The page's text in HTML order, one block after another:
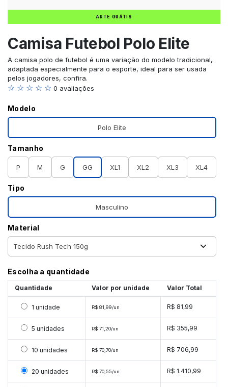
ARTE GRÁTIS
Camisa Futebol Polo Elite
A camisa polo de futebol é uma variação do modelo tradicional,
adaptada especialmente para o esporte, ideal para ser usada
pelos jogadores, confira.
☆ ☆ ☆ ☆ ☆ 0 avaliações
Modelo
Polo Elite
Tamanho
P M G GG XL1 XL2 XL3 XL4
Tipo
Masculino
Material
Escolha a quantidade
Quantidade Valor por unidade Valor Total
Selecionar 1 unidade
1 unidade R$ 81,99/un R$ 81,99
Selecionar 5 unidades
5 unidades R$ 71,20/un R$ 355,99
Selecionar 10 unidades
10 unidades R$ 70,70/un R$ 706,99
Selecionar 20 unidades
20 unidades R$ 70,55/un R$ 1.410,99